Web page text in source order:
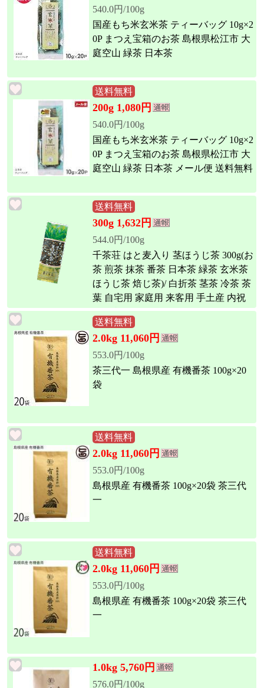
540.0円/100g
国産もち米玄米茶 ティーバッグ 10g×2
0P まつえ宝箱のお茶 島根県松江市 大
庭空山 緑茶 日本茶
送料無料
200g 1,080円
540.0円/100g
国産もち米玄米茶 ティーバッグ 10g×2
0P まつえ宝箱のお茶 島根県松江市 大
庭空山 緑茶 日本茶 メール便 送料無料
送料無料
300g 1,632円
544.0円/100g
千茶荘 はと麦入り 茎ほうじ茶 300g(お
茶 煎茶 抹茶 番茶 日本茶 緑茶 玄米茶
ほうじ茶 焙じ茶)/ 白折茶 茎茶 冷茶 茶
葉 自宅用 家庭用 来客用 手土産 内祝
い 島根)
送料無料
2.0kg 11,060円
553.0円/100g
茶三代一 島根県産 有機番茶 100g×20
袋
送料無料
2.0kg 11,060円
553.0円/100g
島根県産 有機番茶 100g×20袋 茶三代
一
送料無料
2.0kg 11,060円
553.0円/100g
島根県産 有機番茶 100g×20袋 茶三代
一
1.0kg 5,760円
576.0円/100g